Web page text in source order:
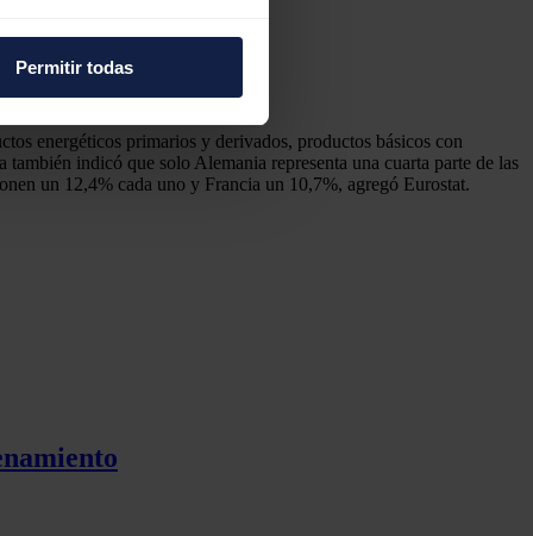
de redes sociales
nuestros partners de
Permitir todas
9,07%.
energéticos primarios y derivados, productos básicos con
indicó que solo Alemania representa una cuarta parte de las
un 12,4% cada uno y Francia un 10,7%, agregó Eurostat.